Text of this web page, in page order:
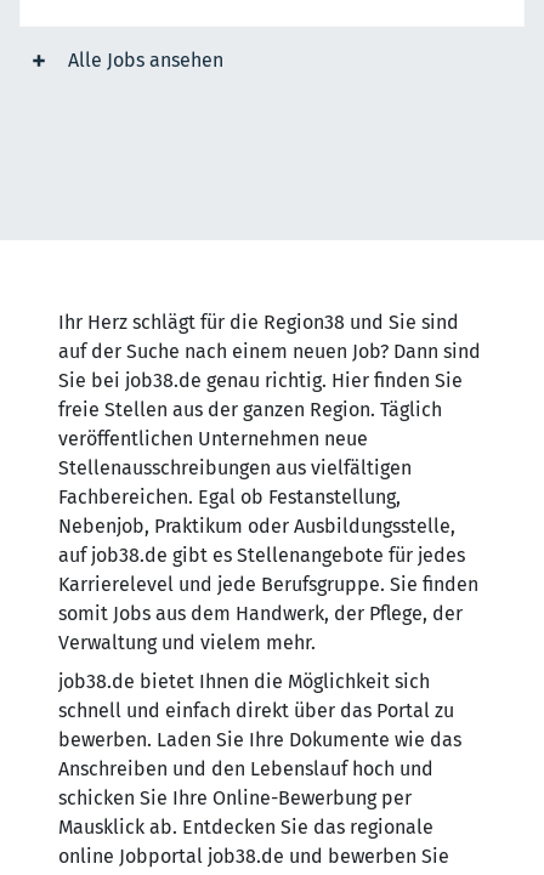
Alle Jobs ansehen
Ihr Herz schlägt für die Region38 und Sie sind
auf der Suche nach einem neuen Job? Dann sind
Sie bei job38.de genau richtig. Hier finden Sie
freie Stellen aus der ganzen Region. Täglich
veröffentlichen Unternehmen neue
Stellenausschreibungen aus vielfältigen
Fachbereichen. Egal ob Festanstellung,
Nebenjob, Praktikum oder Ausbildungsstelle,
auf job38.de gibt es Stellenangebote für jedes
Karrierelevel und jede Berufsgruppe. Sie finden
somit Jobs aus dem Handwerk, der Pflege, der
Verwaltung und vielem mehr.
job38.de bietet Ihnen die Möglichkeit sich
schnell und einfach direkt über das Portal zu
bewerben. Laden Sie Ihre Dokumente wie das
Anschreiben und den Lebenslauf hoch und
schicken Sie Ihre Online-Bewerbung per
Mausklick ab. Entdecken Sie das regionale
online Jobportal job38.de und bewerben Sie